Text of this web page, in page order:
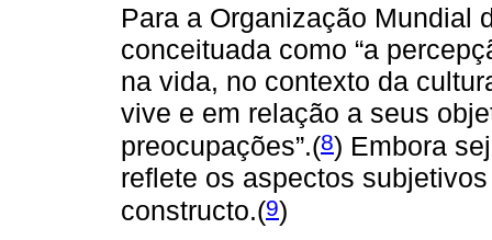
Para a Organização Mundial
conceituada como “a
na vida, no contexto da
vive e em relação a seus
preocupações”.(8) Embora
reflete os aspectos
constructo.(9)